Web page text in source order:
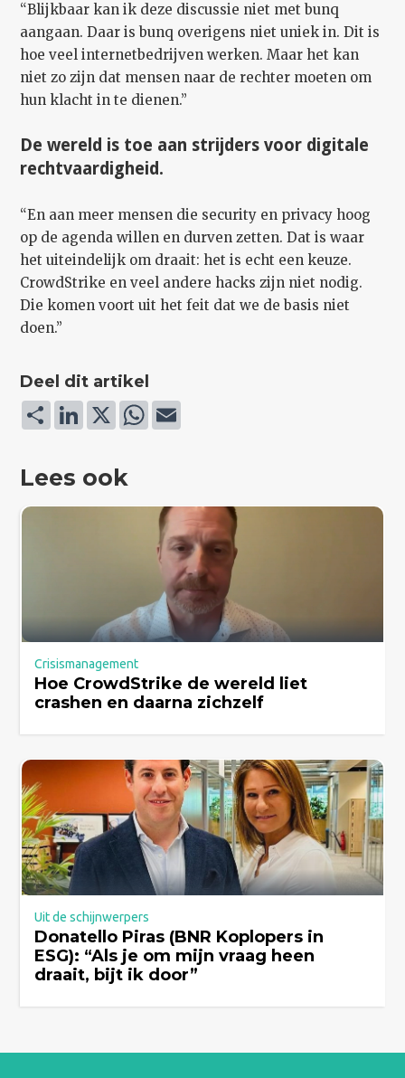
“Blijkbaar kan ik deze discussie niet met bunq
aangaan. Daar is bunq overigens niet uniek in. Dit is
hoe veel internetbedrijven werken. Maar het kan
niet zo zijn dat mensen naar de rechter moeten om
hun klacht in te dienen.”
De wereld is toe aan strijders voor digitale
rechtvaardigheid.
“En aan meer mensen die security en privacy hoog
op de agenda willen en durven zetten. Dat is waar
het uiteindelijk om draait: het is echt een keuze.
CrowdStrike en veel andere hacks zijn niet nodig.
Die komen voort uit het feit dat we de basis niet
doen.”
Deel dit artikel
Deel LinkedIn
X WhatsApp
Lees ook
Crisismanagement
Hoe CrowdStrike de wereld liet
crashen en daarna zichzelf
Uit de schijnwerpers
Donatello Piras (BNR Koplopers in
ESG): “Als je om mijn vraag heen
draait, bijt ik door”